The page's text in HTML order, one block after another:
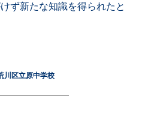
ず新たな知識を得られたと
川区立原中学校